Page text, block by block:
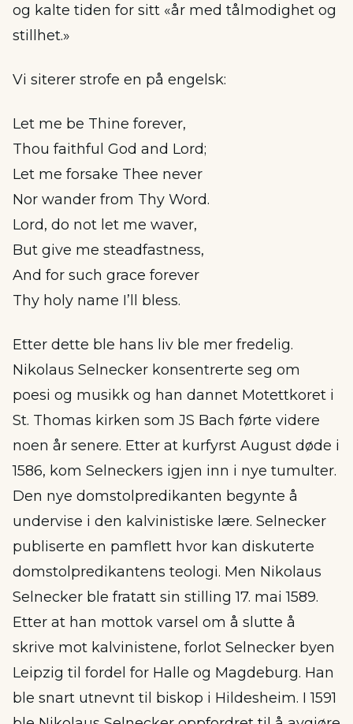
og kalte tiden for sitt «år med tålmodighet og
stillhet.»
Vi siterer strofe en på engelsk:
Let me be Thine forever,
Thou faithful God and Lord;
Let me forsake Thee never
Nor wander from Thy Word.
Lord, do not let me waver,
But give me steadfastness,
And for such grace forever
Thy holy name I’ll bless.
Etter dette ble hans liv ble mer fredelig.
Nikolaus Selnecker konsentrerte seg om
poesi og musikk og han dannet Motettkoret i
St. Thomas kirken som JS Bach førte videre
noen år senere. Etter at kurfyrst August døde i
1586, kom Selneckers igjen inn i nye tumulter.
Den nye domstolpredikanten begynte å
undervise i den kalvinistiske lære. Selnecker
publiserte en pamflett hvor kan diskuterte
domstolpredikantens teologi. Men Nikolaus
Selnecker ble fratatt sin stilling 17. mai 1589.
Etter at han mottok varsel om å slutte å
skrive mot kalvinistene, forlot Selnecker byen
Leipzig til fordel for Halle og Magdeburg. Han
ble snart utnevnt til biskop i Hildesheim. I 1591